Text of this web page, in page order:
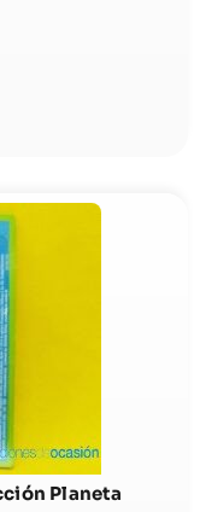
Planeta